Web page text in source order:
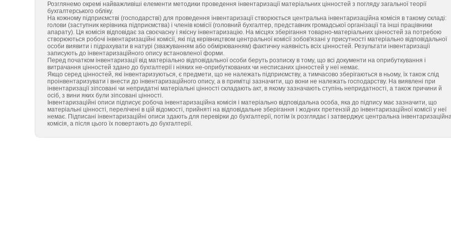
Розглянемо окремі найважливіші елементи методики проведення інвентаризації матеріальних цінностей з погляду загальної теорії
бухгалтерського обліку.
На кожному підприємстві (господарстві) для проведення інвентаризації створюється центральна інвентаризаційна комісія в такому складі:
голови (заступник керівника підприємства) і членів комісії (головний бухгалтер, представник громадської організації та інші працівники
апарату). Ця комісія відповідає за своєчасну і якісну інвентаризацію. На місцях зберігання товарно-матеріальних цінностей за потребою
створюються робочі інвентаризаційні комісії, які під керівництвом центральної комісії зобов'язані у присутності матеріально відповідальної
особи виявити і підрахувати в натурі (зважуванням або обмірюванням) фактичну наявність всіх цінностей. Результати інвентаризації
записують до інвентаризаційного опису встановленої форми.
Перед початком інвентаризації від матеріально відповідальної особи беруть розписку в тому, що всі документи на оприбуткування і
витрачання цінностей здано до бухгалтерії і ніяких не-оприбуткованих чи несписаних цінностей у неї немає.
Якщо серед цінностей, які інвентаризуються, є предмети, що не належать підприємству, а тимчасово зберігаються в ньому, їх також слід
проінвентаризувати і внести до інвентаризаційного опису, а в примітці зазначити, що вони не належать господарству. На виявлені при
інвентаризації зіпсовані чи непридатні матеріальні цінності складають акт, в якому зазначають ступінь непридатності, а також причини й
осіб, з вини яких були зіпсовані цінності.
Інвентаризаційні описи підписує робоча інвентаризаційна комісія і матеріально відповідальна особа, яка до підпису має зазначити, що
матеріальні цінності, перелічені в цій відомості, прийняті на відповідальне зберігання і жодних претензій до інвентаризаційної комісії у неї
немає. Підписані інвентаризаційні описи здають для перевірки до бухгалтерії, потім їх розглядає і затверджує центральна
комісія, а після цього їх повертають до бухгалтерії.